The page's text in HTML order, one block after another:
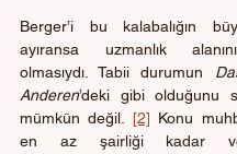
Berger’i bu kalabalığın
ayıransa uzmanlık
olmasıydı. Tabii durumun
Anderen’deki gibi olduğunu
mümkün değil. [2] Konu
en az şairliği kadar